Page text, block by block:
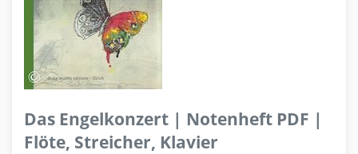
Das Engelkonzert | Notenheft PDF |
Flöte, Streicher, Klavier